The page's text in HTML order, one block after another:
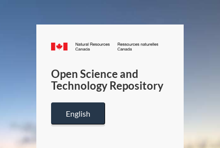
Canada.ca
/
Canada
Open Science and
Technology Repository
English